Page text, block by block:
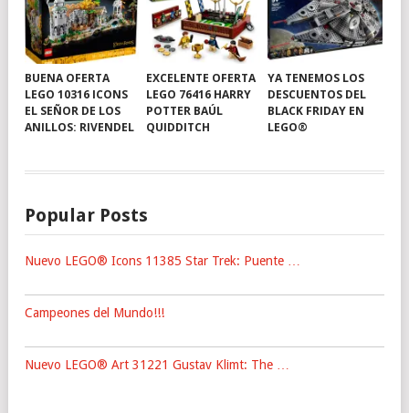
BUENA OFERTA
LEGO 10316 ICONS
EL SEÑOR DE LOS
ANILLOS: RIVENDEL
EXCELENTE OFERTA
LEGO 76416 HARRY
POTTER BAÚL
QUIDDITCH
YA TENEMOS LOS
DESCUENTOS DEL
BLACK FRIDAY EN
LEGO®
Popular Posts
Nuevo LEGO® Icons 11385 Star Trek: Puente …
Campeones del Mundo!!!
Nuevo LEGO® Art 31221 Gustav Klimt: The …